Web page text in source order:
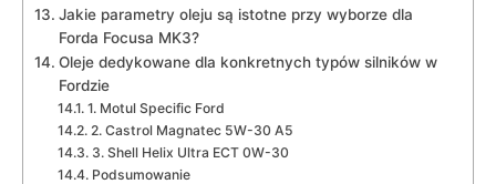
Jakie parametry oleju są istotne przy wyborze dla
Forda Focusa‍ MK3?
Oleje dedykowane ‌dla​ konkretnych typów silników ⁣w
Fordzie
1. Motul Specific Ford
2. Castrol Magnatec 5W-30 A5
3. Shell ‌Helix ⁤Ultra ECT 0W-30
Podsumowanie